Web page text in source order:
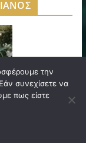
την
συνεχίσετε να
πως είστε